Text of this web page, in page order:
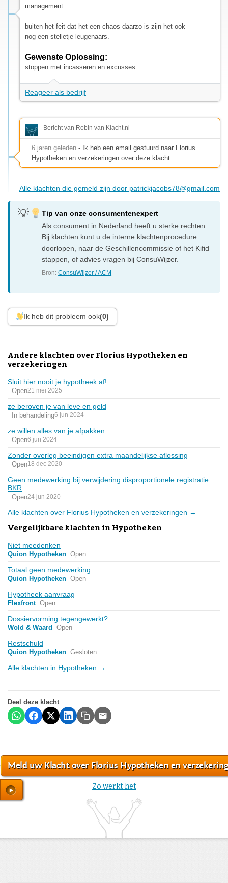
management.
buiten het feit dat het een chaos daarzo is zijn het ook
nog een stelletje leugenaars.
Gewenste Oplossing:
stoppen met incasseren en excusses
Reageer als bedrijf
Bericht van Robin van Klacht.nl
6 jaren geleden - Ik heb een email gestuurd naar Florius
Hypotheken en verzekeringen over deze klacht.
Alle klachten die gemeld zijn door patrickjacobs78@gmail.com
Tip van onze consumentenexpert
Als consument in Nederland heeft u sterke rechten.
Bij klachten kunt u de interne klachtenprocedure
doorlopen, naar de Geschillencommissie of het Kifid
stappen, of advies vragen bij ConsuWijzer.
Bron:ConsuWijzer / ACM
Ik heb dit probleem ook(0)
Andere klachten over Florius Hypotheken en
verzekeringen
Sluit hier nooit je hypotheek af!
Open21 mei 2025
ze beroven je van leve en geld
In behandeling6 jun 2024
ze willen alles van je afpakken
Open6 jun 2024
Zonder overleg beeindigen extra maandelijkse aflossing
Open18 dec 2020
Geen medewerking bij verwijdering disproportionele registratie
BKR
Open24 jun 2020
Alle klachten over Florius Hypotheken en verzekeringen →
Vergelijkbare klachten in Hypotheken
Niet meedenken
Quion Hypotheken Open
Totaal geen medewerking
Quion Hypotheken Open
Hypotheek aanvraag
Flexfront Open
Dossiervorming tegengewerkt?
Wold & Waard Open
Restschuld
Quion Hypotheken Gesloten
Alle klachten in Hypotheken →
Deel deze klacht
Meld uw Klacht over Florius Hypotheken en
Zo werkt het